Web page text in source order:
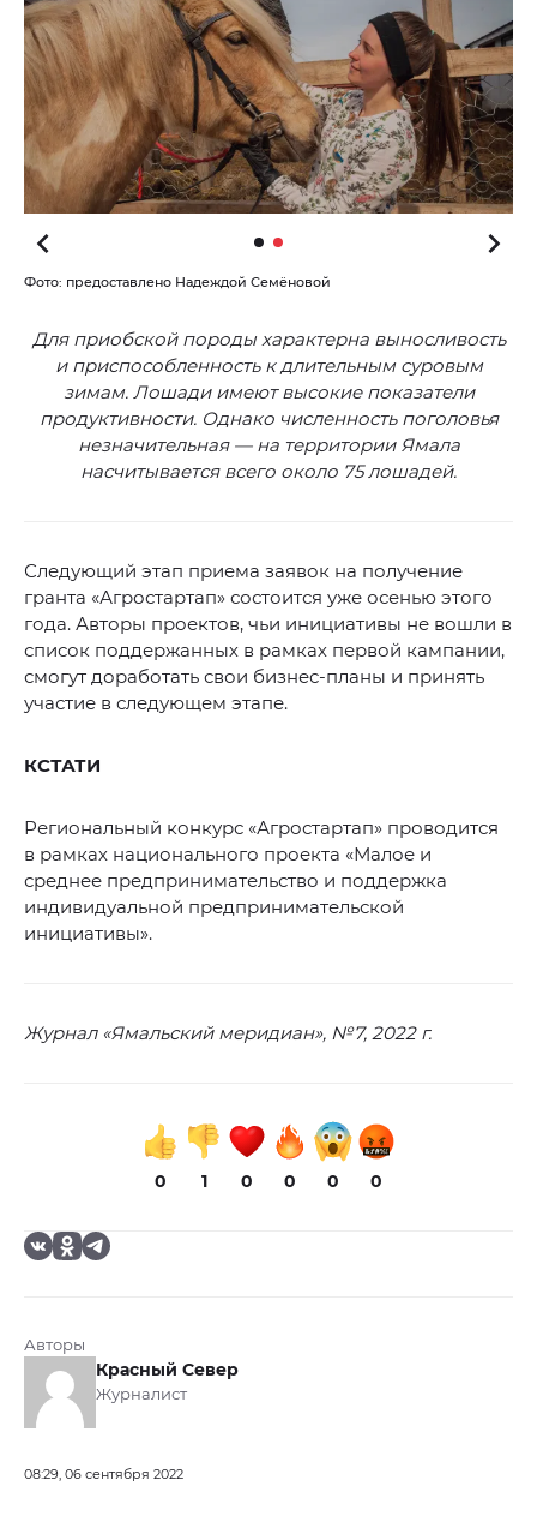
Фото: предоставлено Надеждой Семёновой
Для приобской породы характерна выносливость
и приспособленность к длительным суровым
зимам. Лошади имеют высокие показатели
продуктивности. Однако численность поголовья
незначительная — на территории Ямала
насчитывается всего около 75 лошадей.
Следующий этап приема заявок на получение
гранта «Агростартап» состоится уже осенью этого
года. Авторы проектов, чьи инициативы не вошли в
список поддержанных в рамках первой кампании,
смогут доработать свои бизнес-планы и принять
участие в следующем этапе.
КСТАТИ
Региональный конкурс «Агростартап» проводится
в рамках национального проекта «Малое и
среднее предпринимательство и поддержка
индивидуальной предпринимательской
инициативы».
Журнал «Ямальский меридиан», №7, 2022 г.
0 1 0 0 0 0
Авторы
Красный Север
Журналист
08:29, 06 сентября 2022